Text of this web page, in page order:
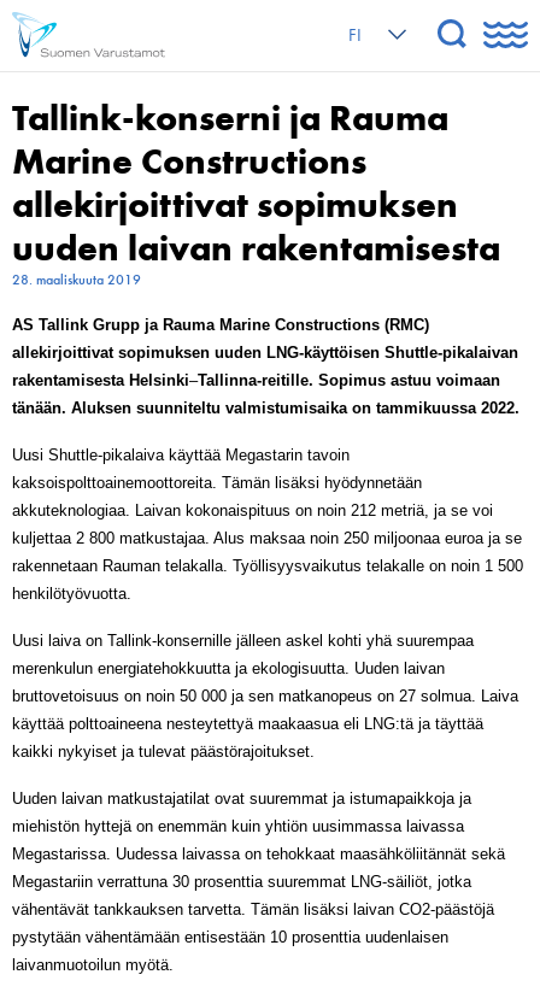
FI
Tallink-konserni ja Rauma
Marine Constructions
allekirjoittivat sopimuksen
uuden laivan rakentamisesta
28. maaliskuuta 2019
AS Tallink Grupp ja Rauma Marine Constructions (RMC)
allekirjoittivat sopimuksen uuden LNG-käyttöisen Shuttle-pikalaivan
rakentamisesta Helsinki–Tallinna-reitille. Sopimus astuu voimaan
tänään. Aluksen suunniteltu valmistumisaika on tammikuussa 2022.
Uusi Shuttle-pikalaiva käyttää Megastarin tavoin
kaksoispolttoainemoottoreita. Tämän lisäksi hyödynnetään
akkuteknologiaa. Laivan kokonaispituus on noin 212 metriä, ja se voi
kuljettaa 2 800 matkustajaa. Alus maksaa noin 250 miljoonaa euroa ja se
rakennetaan Rauman telakalla. Työllisyysvaikutus telakalle on noin 1 500
henkilötyövuotta.
Uusi laiva on Tallink-konsernille jälleen askel kohti yhä suurempaa
merenkulun energiatehokkuutta ja ekologisuutta. Uuden laivan
bruttovetoisuus on noin 50 000 ja sen matkanopeus on 27 solmua. Laiva
käyttää polttoaineena nesteytettyä maakaasua eli LNG:tä ja täyttää
kaikki nykyiset ja tulevat päästörajoitukset.
Uuden laivan matkustajatilat ovat suuremmat ja istumapaikkoja ja
miehistön hyttejä on enemmän kuin yhtiön uusimmassa laivassa
Megastarissa. Uudessa laivassa on tehokkaat maasähköliitännät sekä
Megastariin verrattuna 30 prosenttia suuremmat LNG-säiliöt, jotka
vähentävät tankkauksen tarvetta. Tämän lisäksi laivan CO2-päästöjä
pystytään vähentämään entisestään 10 prosenttia uudenlaisen
laivanmuotoilun myötä.